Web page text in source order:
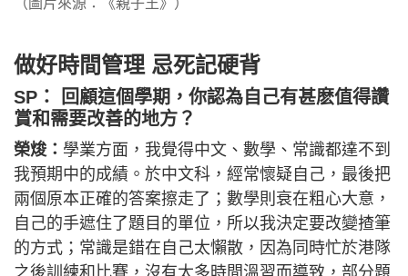
（圖片來源：《親子王》）
做好時間管理 忌死記硬背
SP： 回顧這個學期，你認為自己有甚麽值得讚
賞和需要改善的地方？
榮焌： 學業方面，我覺得中文、數學、常識都達不到
我預期中的成績。於中文科，經常懷疑自己，最後把
兩個原本正確的答案擦走了；數學則衰在粗心大意，
自己的手遮住了題目的單位，所以我決定要改變揸筆
的方式；常識是錯在自己太懶散，因為同時忙於港隊